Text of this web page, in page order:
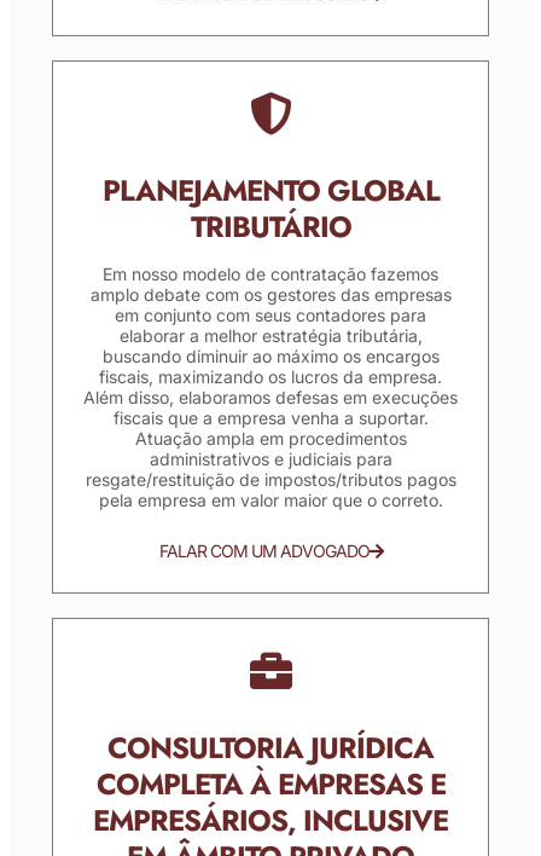
PLANEJAMENTO GLOBAL
TRIBUTÁRIO
Em nosso modelo de contratação fazemos
amplo debate com os gestores das empresas
em conjunto com seus contadores para
elaborar a melhor estratégia tributária,
buscando diminuir ao máximo os encargos
fiscais, maximizando os lucros da empresa.
Além disso, elaboramos defesas em execuções
fiscais que a empresa venha a suportar.
Atuação ampla em procedimentos
administrativos e judiciais para
resgate/restituição de impostos/tributos pagos
pela empresa em valor maior que o correto.
FALAR COM UM ADVOGADO
CONSULTORIA JURÍDICA
COMPLETA À EMPRESAS E
EMPRESÁRIOS, INCLUSIVE